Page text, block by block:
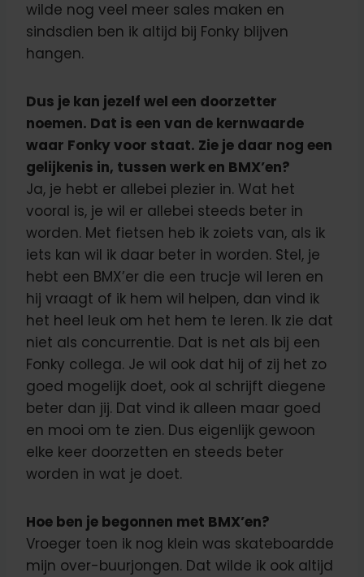
wilde nog veel meer sales maken en
sindsdien ben ik altijd bij Fonky blijven
hangen.
Dus je kan jezelf wel een doorzetter
noemen. Dat is een van de kernwaarde
waar Fonky voor staat. Zie je daar nog een
gelijkenis in, tussen werk en BMX’en?
Ja, je hebt er allebei plezier in. Wat het
vooral is, je wil er allebei steeds beter in
worden. Met fietsen heb ik zoiets van, als ik
iets kan wil ik daar beter in worden. Stel, je
hebt een BMX’er die een trucje wil leren en
hij vraagt of ik hem wil helpen, dan vind ik
het heel leuk om het hem te leren. Ik zie dat
niet als concurrentie. Dat is net als bij een
Fonky collega. Je wil ook dat hij of zij het zo
goed mogelijk doet, ook al schrijft diegene
beter dan jij. Dat vind ik alleen maar goed
en mooi om te zien. Dus eigenlijk gewoon
elke keer doorzetten en steeds beter
worden in wat je doet.
Hoe ben je begonnen met BMX’en?
Vroeger toen ik nog klein was skateboardde
mijn over-buurjongen. Dat wilde ik ook altijd